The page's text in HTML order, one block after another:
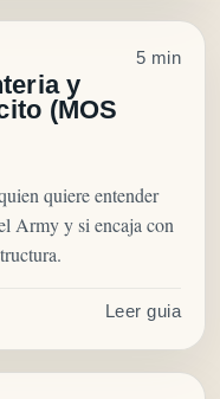
5 min
y
(MOS
quiere entender
Army y si encaja con
Leer guia